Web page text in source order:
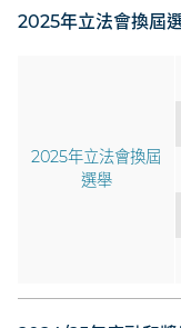
2025年立法會換屆
2025年立法會換屆
選舉